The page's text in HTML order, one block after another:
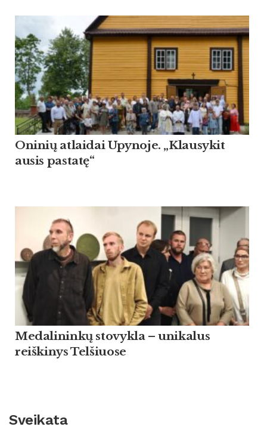
Oninių atlaidai Upynoje. „Klausykit
ausis pastatę“
Medalininkų stovykla – unikalus
reiškinys Telšiuose
Sveikata